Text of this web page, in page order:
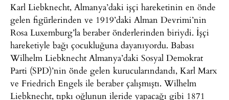
Karl Liebknecht, Almanya’daki işçi hareketinin en önde
gelen figürlerinden ve 1919’daki Alman Devrimi’nin
Rosa Luxemburg’la beraber önderlerinden biriydi. İşçi
hareketiyle bağı çocukluğuna dayanıyordu. Babası
Wilhelm Liebknecht Almanya’daki Sosyal Demokrat
Parti (SPD)’nin önde gelen kurucularındandı, Karl Marx
ve Friedrich Engels ile beraber çalışmıştı. Wilhelm
Liebknecht, tıpkı oğlunun ileride yapacağı gibi 1871